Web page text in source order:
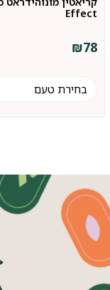
Effect
₪78